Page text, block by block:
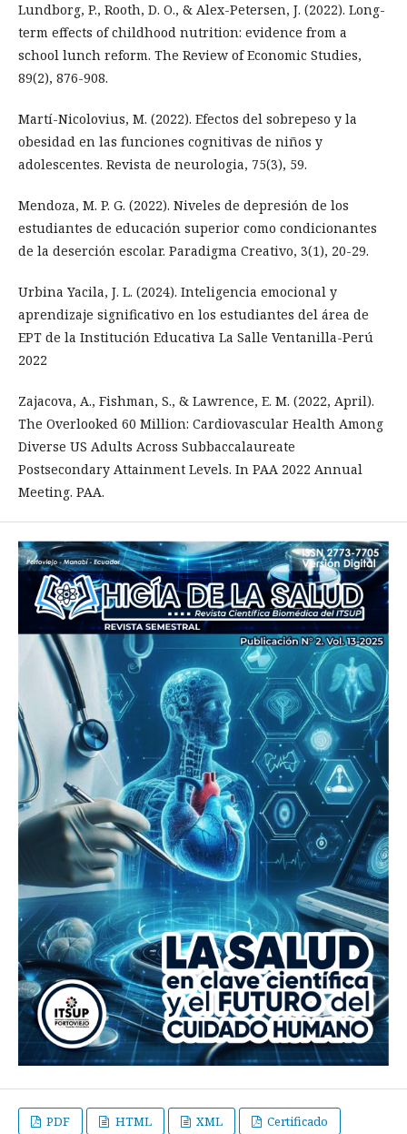
Lundborg, P., Rooth, D. O., & Alex-Petersen, J. (2022). Long-
term effects of childhood nutrition: evidence from a
school lunch reform. The Review of Economic Studies,
89(2), 876-908.
Martí-Nicolovius, M. (2022). Efectos del sobrepeso y la
obesidad en las funciones cognitivas de niños y
adolescentes. Revista de neurologia, 75(3), 59.
Mendoza, M. P. G. (2022). Niveles de depresión de los
estudiantes de educación superior como condicionantes
de la deserción escolar. Paradigma Creativo, 3(1), 20-29.
Urbina Yacila, J. L. (2024). Inteligencia emocional y
aprendizaje significativo en los estudiantes del área de
EPT de la Institución Educativa La Salle Ventanilla-Perú
2022
Zajacova, A., Fishman, S., & Lawrence, E. M. (2022, April).
The Overlooked 60 Million: Cardiovascular Health Among
Diverse US Adults Across Subbaccalaureate
Postsecondary Attainment Levels. In PAA 2022 Annual
Meeting. PAA.
PDF HTML XML Certificado